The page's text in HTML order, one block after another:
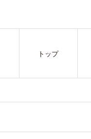
トップ